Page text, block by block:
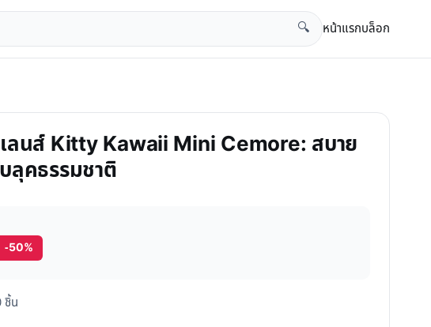
🔍 หน้าแรกบล็อก
ลนส์ Kitty Kawaii Mini Cemore: สบาย
ลุคธรรมชาติ
-50%
ชิ้น